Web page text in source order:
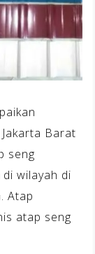
Barat
seng
wilayah di
Atap
atap seng